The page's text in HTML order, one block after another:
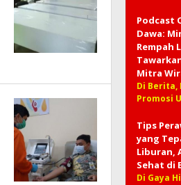
Podcast
Dawa:
Rempah
Mitra
Di Berita,
Promosi
Tips
yang
Liburan,
Sehat di
Di Gaya